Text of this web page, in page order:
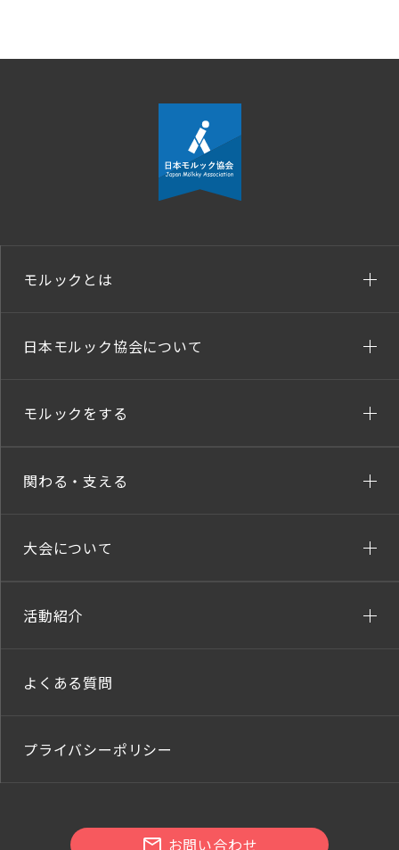
モルックとは
日本モルック協会について
モルックをする
関わる・支える
大会について
活動紹介
よくある質問
プライバシーポリシー
お問い合わせ